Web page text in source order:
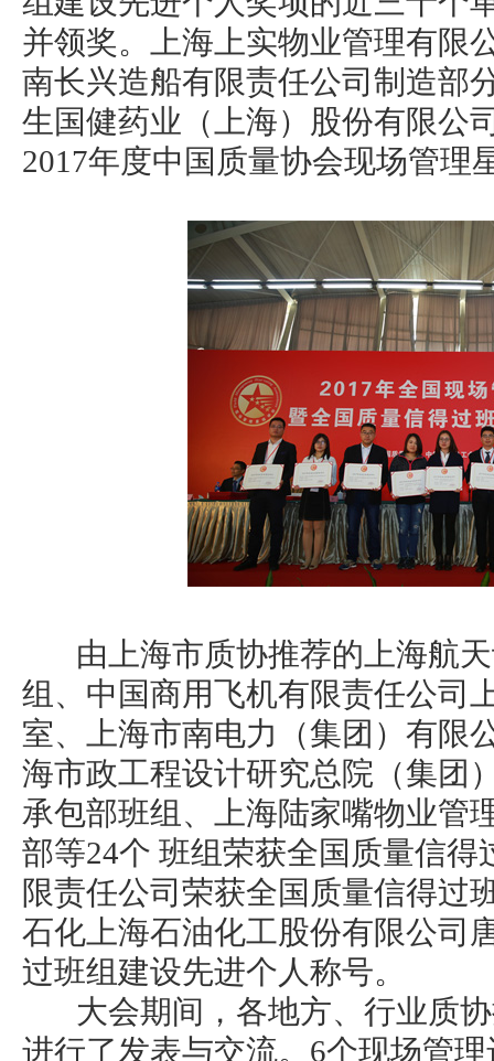
并领奖。上海上实物业管理有限
南长兴造船有限责任公司制造部
生国健药业（上海）股份有限公
2017年度中国质量协会现场管理
由上海市质协推荐的上海航天
组、中国商用飞机有限责任公司
室、上海市南电力（集团）有限
海市政工程设计研究总院（集团
承包部班组、上海陆家嘴物业管
部等24个 班组荣获全国质量信
限责任公司荣获全国质量信得过
石化上海石油化工股份有限公司
过班组建设先进个人称号。
大会期间，各地方、行业质协
进行了发表与交流。6个现场管